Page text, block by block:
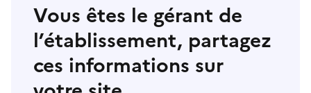
Vous êtes le gérant de
l’établissement, partagez
ces informations sur